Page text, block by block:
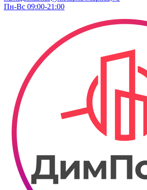
Пн-Вс 09:00-21:00